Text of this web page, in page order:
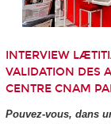
INTERVIEW
VALIDATION DES
CENTRE CNAM
Pouvez-vous, dans